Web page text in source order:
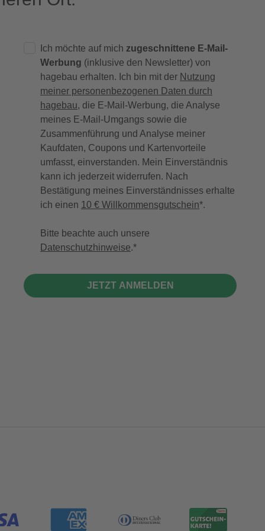
Ich möchte auf mich zugeschnittene E-Mail-
Werbung (inklusive den Newsletter) von
hagebau erhalten. Ich bin mit der Nutzung
meiner personenbezogenen Daten durch
hagebau, die E-Mail-Werbung, die Analyse
meines E-Mail-Umgangs sowie die
Zusammenführung und Analyse meiner
Kaufdaten, Coupons und Kartenvorteile
umfasst, einverstanden. Mein Einverständnis
kann ich jederzeit widerrufen. Nach
Bestätigung meines Einverständnisses erhalte
ich einen 10 € Willkommensgutschein*.
Bitte beachte auch unsere
Datenschutzhinweise.
JETZT ANMELDEN